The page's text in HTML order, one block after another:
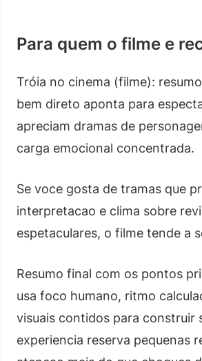
Para quem o filme e
Tróia no cinema (filme):
bem direto aponta para
apreciam dramas de
carga emocional concentrada.
Se voce gosta de tramas que
interpretacao e clima sobre
espetaculares, o filme tende a
Resumo final com os pontos
usa foco humano, ritmo
visuais contidos para construir
experiencia reserva pequenas